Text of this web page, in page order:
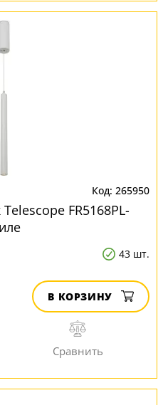
265950
FR5168PL-
43 шт.
В КОРЗИНУ